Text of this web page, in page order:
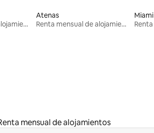
Renta mensual de alojamientos
Atenas
Renta mensual de alojamientos
Miami
mensual de alojamientos